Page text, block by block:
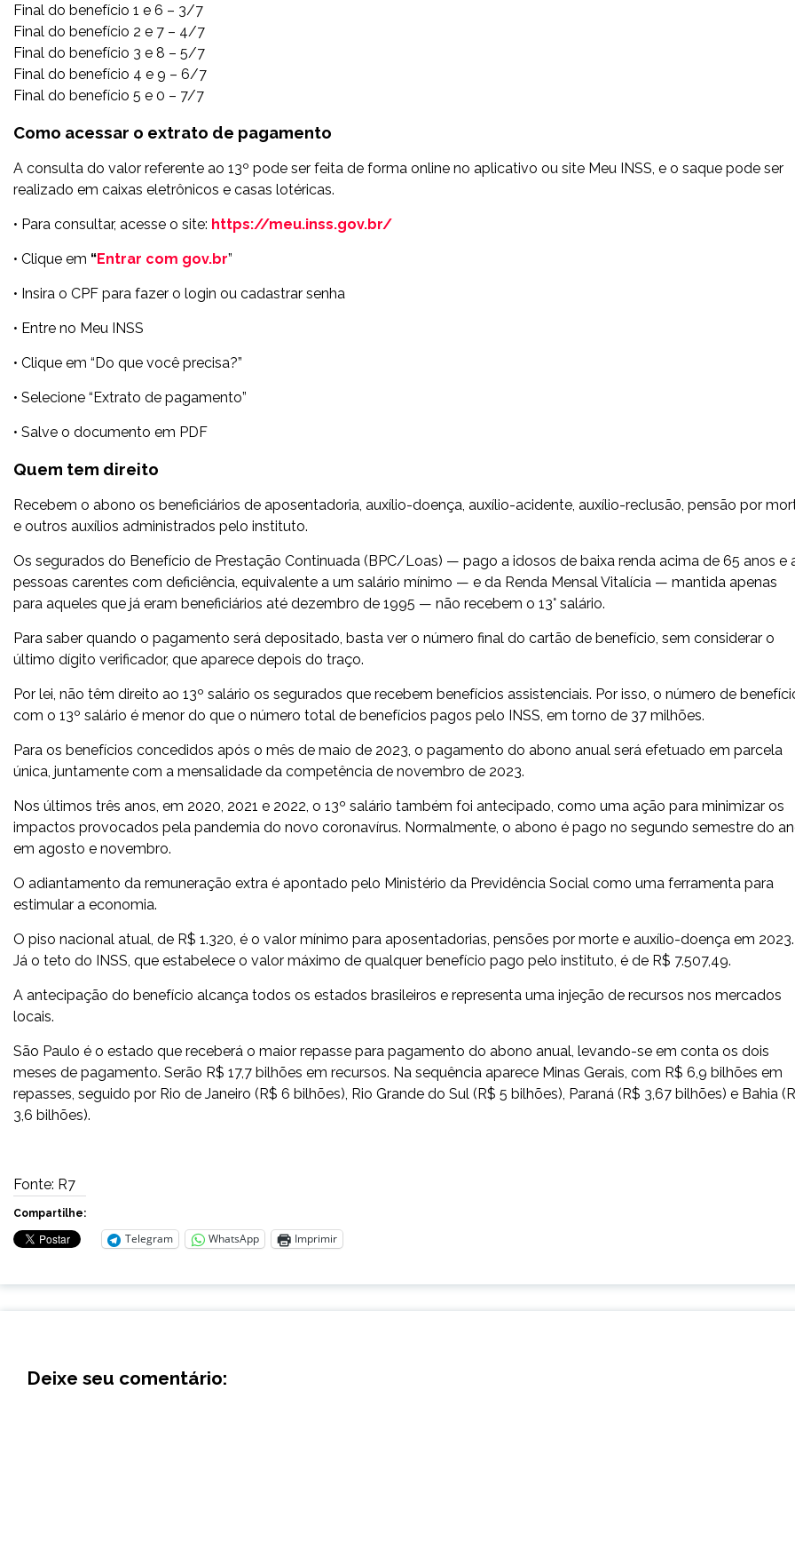
Final do benefício 1 e 6 – 3/7
Final do benefício 2 e 7 – 4/7
Final do benefício 3 e 8 – 5/7
Final do benefício 4 e 9 – 6/7
Final do benefício 5 e 0 – 7/7
Como acessar o extrato de pagamento
A consulta do valor referente ao 13º pode ser feita de forma online no aplicativo ou site Meu INSS, e o saque pode ser
realizado em caixas eletrônicos e casas lotéricas.
• Para consultar, acesse o site: https://meu.inss.gov.br/
• Clique em “Entrar com gov.br”
• Insira o CPF para fazer o login ou cadastrar senha
• Entre no Meu INSS
• Clique em “Do que você precisa?”
• Selecione “Extrato de pagamento”
• Salve o documento em PDF
Quem tem direito
Recebem o abono os beneficiários de aposentadoria, auxílio-doença, auxílio-acidente, auxílio-reclusão, pensão por
e outros auxílios administrados pelo instituto.
Os segurados do Benefício de Prestação Continuada (BPC/Loas) — pago a idosos de baixa renda acima de 65 anos e
pessoas carentes com deficiência, equivalente a um salário mínimo — e da Renda Mensal Vitalícia — mantida apenas
para aqueles que já eram beneficiários até dezembro de 1995 — não recebem o 13° salário.
Para saber quando o pagamento será depositado, basta ver o número final do cartão de benefício, sem considerar o
último dígito verificador, que aparece depois do traço.
Por lei, não têm direito ao 13º salário os segurados que recebem benefícios assistenciais. Por isso, o número de
com o 13º salário é menor do que o número total de benefícios pagos pelo INSS, em torno de 37 milhões.
Para os benefícios concedidos após o mês de maio de 2023, o pagamento do abono anual será efetuado em parcela
única, juntamente com a mensalidade da competência de novembro de 2023.
Nos últimos três anos, em 2020, 2021 e 2022, o 13º salário também foi antecipado, como uma ação para minimizar os
impactos provocados pela pandemia do novo coronavírus. Normalmente, o abono é pago no segundo semestre do
em agosto e novembro.
O adiantamento da remuneração extra é apontado pelo Ministério da Previdência Social como uma ferramenta para
estimular a economia.
O piso nacional atual, de R$ 1.320, é o valor mínimo para aposentadorias, pensões por morte e auxílio-doença em 2023.
Já o teto do INSS, que estabelece o valor máximo de qualquer benefício pago pelo instituto, é de R$ 7.507,49.
A antecipação do benefício alcança todos os estados brasileiros e representa uma injeção de recursos nos mercados
locais.
São Paulo é o estado que receberá o maior repasse para pagamento do abono anual, levando-se em conta os dois
meses de pagamento. Serão R$ 17,7 bilhões em recursos. Na sequência aparece Minas Gerais, com R$ 6,9 bilhões em
repasses, seguido por Rio de Janeiro (R$ 6 bilhões), Rio Grande do Sul (R$ 5 bilhões), Paraná (R$ 3,67 bilhões) e Bahia
3,6 bilhões).
Fonte: R7
Compartilhe:
Telegram WhatsApp Imprimir
Deixe seu comentário: